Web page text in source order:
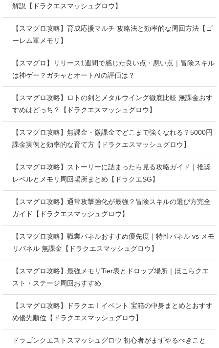
解説【ドラクエスマッシュグロウ】
【スマグロ攻略】育成応援マルチ 攻略法と効率的な周回方法【ゴ
ーレム軍メモリ】
【スマグロ】リリース1週間で感じた良い点・悪い点｜冒険スキル
は神ゲー？ガチャとオートAIの評価は？
【スマグロ攻略】ロトの剣とメタルウイング徹底比較 無課金おす
すめはどっち？【ドラクエスマッシュグロウ】
【スマグロ攻略】無課金・微課金でどこまで強くなれる？5000円
課金実例と効率的な育て方【ドラクエスマッシュグロウ】
【スマグロ攻略】ストーリーに詰まったら見る攻略ガイド｜推奨
レベルとメモリ周回場所まとめ【ドラクエSG】
【スマグロ攻略】通常攻撃強化が最強？冒険スキルの選び方完全
ガイド【ドラクエスマッシュグロウ】
【スマグロ攻略】職業パネルおすすめ優先度｜特性パネル vs メモ
リパネル 無課金【ドラクエスマッシュグロウ】
【スマグロ攻略】最強メモリTier表とドロップ場所｜ほこらクエ
スト・ステージ周回おすすめ
【スマグロ攻略】ドラクエⅠイベント 宝箱の中身まとめとおすす
め優先順位【ドラクエスマッシュグロウ】
ドラゴンクエストスマッシュグロウ 初心者がまずやるべきこと